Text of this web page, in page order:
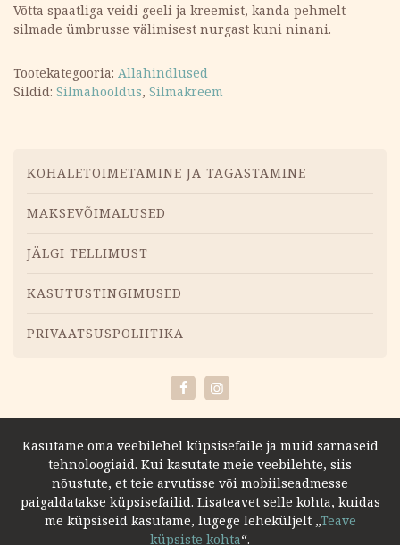
Võtta spaatliga veidi geeli ja kreemist, kanda pehmelt
silmade ümbrusse välimisest nurgast kuni ninani.
Tootekategooria: Allahindlused
Sildid: Silmahooldus, Silmakreem
Menüü
KOHALETOIMETAMINE JA TAGASTAMINE
MAKSEVÕIMALUSED
JÄLGI TELLIMUST
KASUTUSTINGIMUSED
PRIVAATSUSPOLIITIKA
FacebookInstagram
Kasutame oma veebilehel küpsisefaile ja muid sarnaseid
tehnoloogiaid. Kui kasutate meie veebilehte, siis
nõustute, et teie arvutisse või mobiilseadmesse
paigaldatakse küpsisefailid. Lisateavet selle kohta, kuidas
me küpsiseid kasutame, lugege leheküljelt „Teave
küpsiste kohta“.